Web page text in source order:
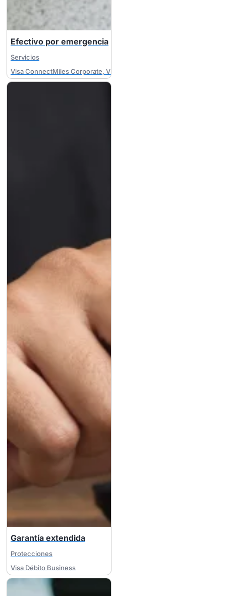
Efectivo por emergencia
Servicios
Visa ConnectMiles Corporate, Visa MileagePlus Corporate
Garantía extendida
Protecciones
Visa Débito Business